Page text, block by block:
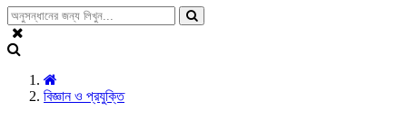
বিজ্ঞান ও প্রযুক্তি